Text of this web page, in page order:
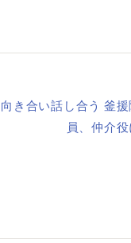
き合い話し合う 釜
員、仲介